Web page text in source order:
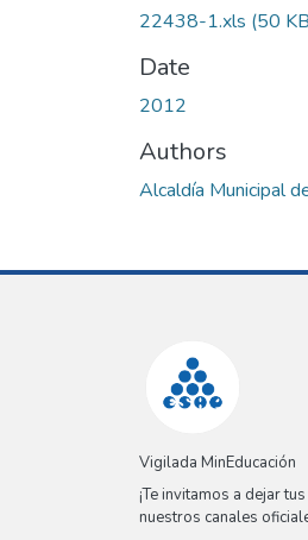
22438-1.xls (50
Date
2012
Authors
Alcaldía Municipal
Vigilada MinEducación
¡Te invitamos a dejar
nuestros canales